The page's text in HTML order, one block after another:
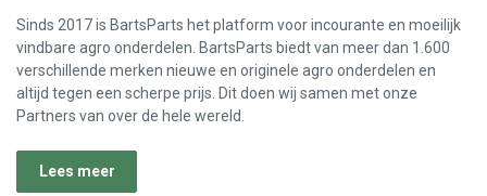
Sinds 2017 is BartsParts het platform voor incourante en moeilijk
vindbare agro onderdelen. BartsParts biedt van meer dan 1.600
verschillende merken nieuwe en originele agro onderdelen en
altijd tegen een scherpe prijs. Dit doen wij samen met onze
Partners van over de hele wereld.
Lees meer